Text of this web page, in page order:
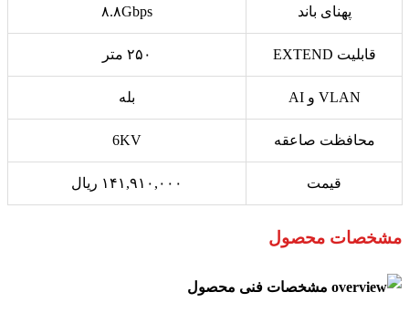
پهنای باند ۸.۸Gbps
قابلیت EXTEND ۲۵۰ متر
VLAN و AI بله
محافظت صاعقه 6KV
قیمت ۱۴۱,۹۱۰,۰۰۰ ریال
مشخصات محصول
مشخصات فنی محصول